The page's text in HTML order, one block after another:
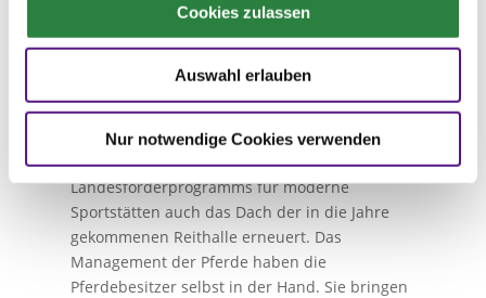
Cookies zulassen
Auswahl erlauben
Nur notwendige Cookies verwenden
Landwirt baute einen großzügigen
Paddockboxenstall für 14 Pferde. Besonders
bei Besuch durch die Jury von den Pferden
gerne zum Dösen genutzt. Für das Pferdewohl
hat sich beim Reitverein Attendorn-Askay viel
getan! Zudem wurde dank des
Landesförderprogramms für moderne
Sportstätten auch das Dach der in die Jahre
gekommenen Reithalle erneuert. Das
Management der Pferde haben die
Pferdebesitzer selbst in der Hand. Sie bringen